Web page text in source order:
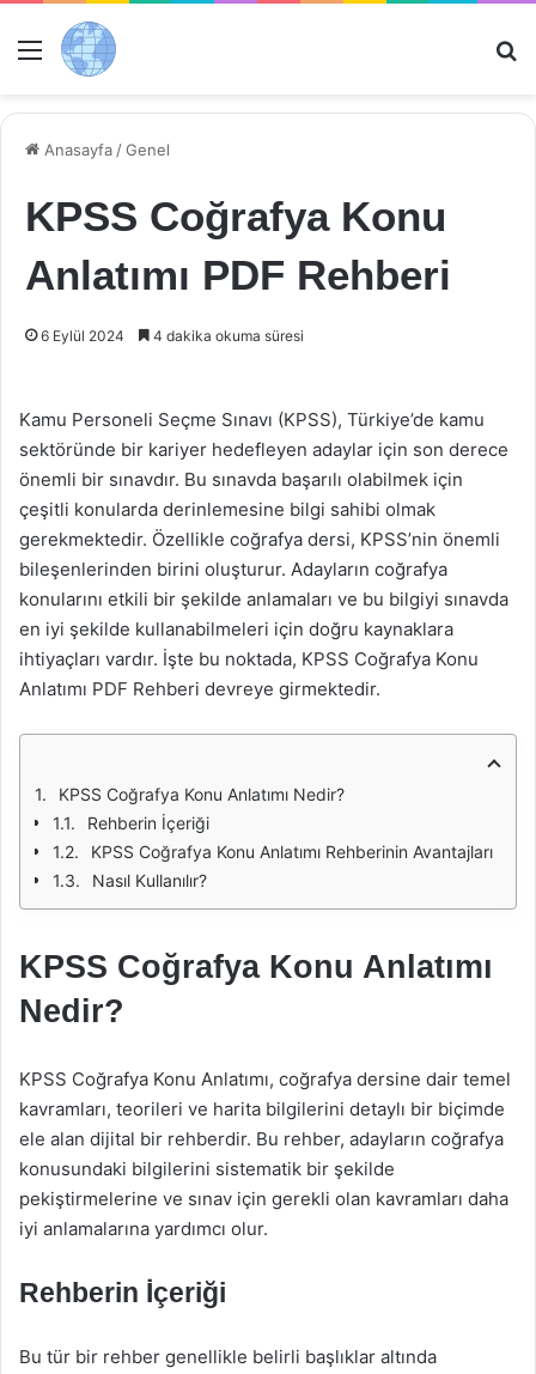
Menü
Anasayfa /Genel
KPSS Coğrafya Konu
Anlatımı PDF Rehberi
6 Eylül 2024 4 dakika okuma süresi
Kamu Personeli Seçme Sınavı (KPSS), Türkiye’de kamu
sektöründe bir kariyer hedefleyen adaylar için son derece
önemli bir sınavdır. Bu sınavda başarılı olabilmek için
çeşitli konularda derinlemesine bilgi sahibi olmak
gerekmektedir. Özellikle coğrafya dersi, KPSS’nin önemli
bileşenlerinden birini oluşturur. Adayların coğrafya
konularını etkili bir şekilde anlamaları ve bu bilgiyi sınavda
en iyi şekilde kullanabilmeleri için doğru kaynaklara
ihtiyaçları vardır. İşte bu noktada, KPSS Coğrafya Konu
Anlatımı PDF Rehberi devreye girmektedir.
KPSS Coğrafya Konu Anlatımı Nedir?
Rehberin İçeriği
KPSS Coğrafya Konu Anlatımı Rehberinin Avantajları
Nasıl Kullanılır?
KPSS Coğrafya Konu Anlatımı
Nedir?
KPSS Coğrafya Konu Anlatımı, coğrafya dersine dair temel
kavramları, teorileri ve harita bilgilerini detaylı bir biçimde
ele alan dijital bir rehberdir. Bu rehber, adayların coğrafya
konusundaki bilgilerini sistematik bir şekilde
pekiştirmelerine ve sınav için gerekli olan kavramları daha
iyi anlamalarına yardımcı olur.
Rehberin İçeriği
Bu tür bir rehber genellikle belirli başlıklar altında